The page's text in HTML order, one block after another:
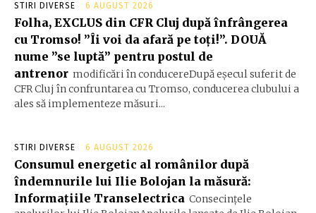
STIRI DIVERSE 6 AUGUST 2026
Folha, EXCLUS din CFR Cluj după înfrângerea
cu Tromso! ”Îi voi da afară pe toți!”. DOUĂ
nume ”se luptă” pentru postul de
antrenor modificări în conducereDupă eșecul suferit de
CFR Cluj în confruntarea cu Tromso, conducerea clubului a
ales să implementeze măsuri...
STIRI DIVERSE 6 AUGUST 2026
Consumul energetic al românilor după
îndemnurile lui Ilie Bolojan la măsură:
Informațiile Transelectrica Consecințele